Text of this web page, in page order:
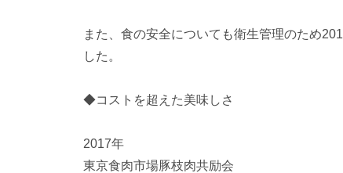
また、食の安全についても衛生管理のため
した。
◆コストを超えた美味しさ
2017年
東京食肉市場豚枝肉共励会